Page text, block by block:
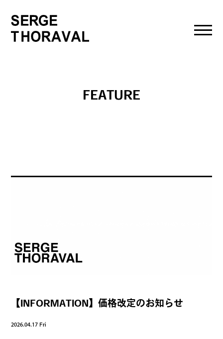
FEATURE
【INFORMATION】価格改定のお知らせ
2026.04.17 Fri